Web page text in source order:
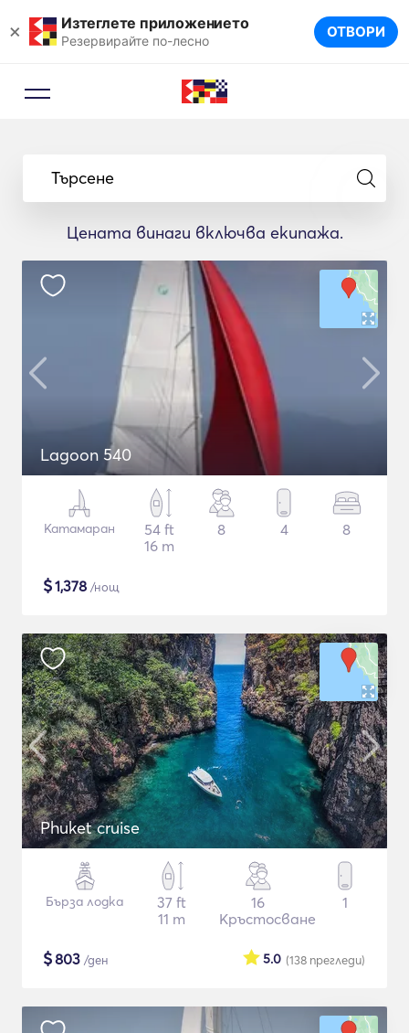
× Изтеглете приложението
Резервирайте по-лесно ОТВОРИ
Търсене
Цената винаги включва екипажа.
Lagoon 540
Катамаран
54 ft
16 m
8 4 8
$1,378 /нощ
Phuket cruise
Бърза лодка
37 ft
11 m
16
Кръстосване
1
$803 /ден (138 прегледи)
5.0